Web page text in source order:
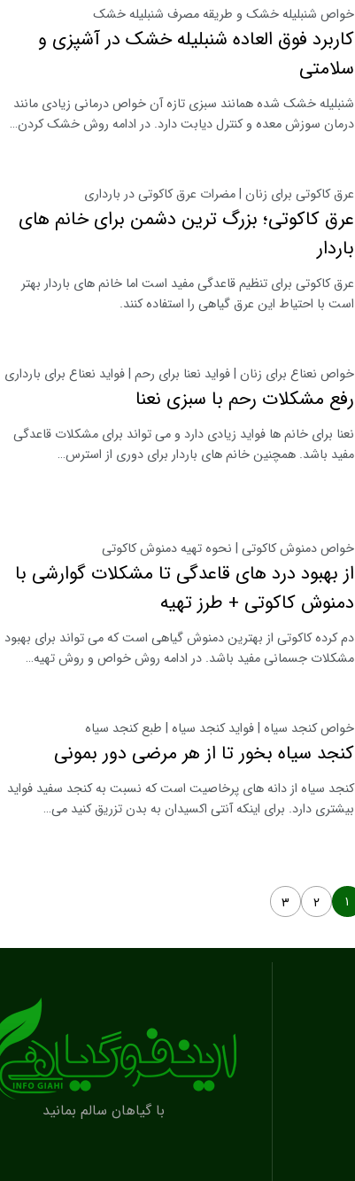
خواص شنبلیله خشک و طریقه مصرف شنبلیله خشک
کاربرد فوق ‌العاده شنبلیله خشک در آشپزی و
سلامتی
شنبلیله خشک شده همانند سبزی تازه آن خواص درمانی زیادی مانند
درمان سوزش معده و کنترل دیابت دارد. در ادامه روش خشک کردن…
عرق کاکوتی برای زنان | مضرات عرق کاکوتی در بارداری
عرق کاکوتی؛ بزرگ ترین دشمن برای خانم های
باردار
عرق کاکوتی برای تنظیم قاعدگی مفید است اما خانم های باردار بهتر
است با احتیاط این عرق گیاهی را استفاده کنند.
خواص نعناع برای زنان | فواید نعنا برای رحم | فواید نعناع برای بارداری
رفع مشکلات رحم با سبزی نعنا
نعنا برای خانم ها فواید زیادی دارد و می تواند برای مشکلات قاعدگی
مفید باشد. همچنین خانم های باردار برای دوری از استرس…
خواص دمنوش کاکوتی | نحوه تهیه دمنوش کاکوتی
از بهبود درد های قاعدگی تا مشکلات گوارشی با
دمنوش کاکوتی + طرز تهیه
دم کرده کاکوتی از بهترین دمنوش گیاهی است که می تواند برای بهبود
مشکلات جسمانی مفید باشد. در ادامه روش خواص و روش تهیه…
خواص کنجد سیاه | فواید کنجد سیاه | طبع کنجد سیاه
کنجد سیاه بخور تا از هر مرضی دور بمونی
کنجد سیاه از دانه های پرخاصیت است که نسبت به کنجد سفید فواید
بیشتری دارد. برای اینکه آنتی اکسیدان به بدن تزریق کنید می…
۱ ۲ ۳
با گیاهان سالم بمانید